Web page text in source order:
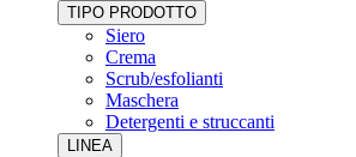
TIPO PRODOTTO
Siero
Crema
Scrub/esfolianti
Maschera
Detergenti e struccanti
LINEA